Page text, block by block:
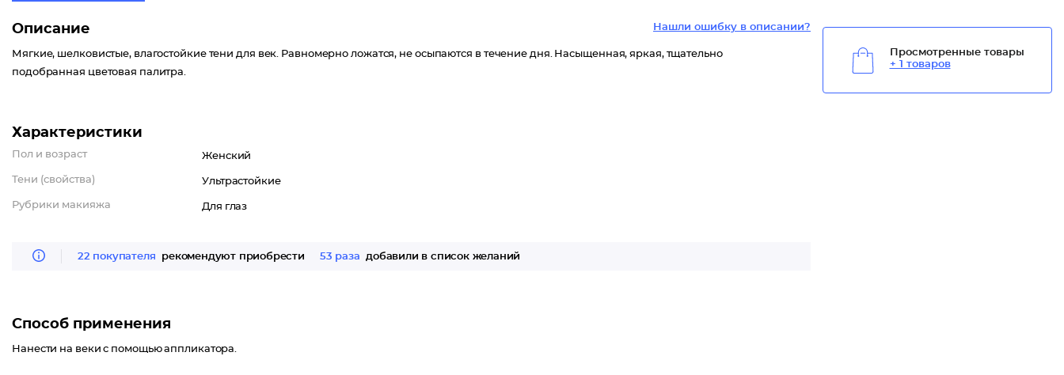
Нашли ошибку в описании?
Описание
Мягкие, шелковистые, влагостойкие тени для век. Равномерно ложатся, не осыпаются в течение дня. Насыщенная, яркая, тщательно
подобранная цветовая палитра.
Характеристики
Пол и возраст Женский
Тени (свойства) Ультрастойкие
Рубрики макияжа Для глаз
22 покупателя рекомендуют приобрести 53 раза добавили в список желаний
Способ применения
Нанести на веки с помощью аппликатора.
Просмотренные товары
+ 1 товаров